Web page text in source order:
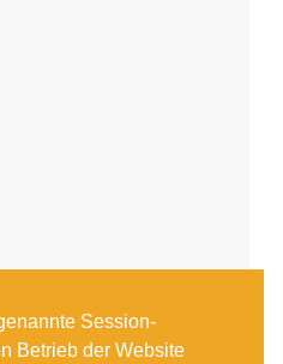
Session-
Betrieb der Website